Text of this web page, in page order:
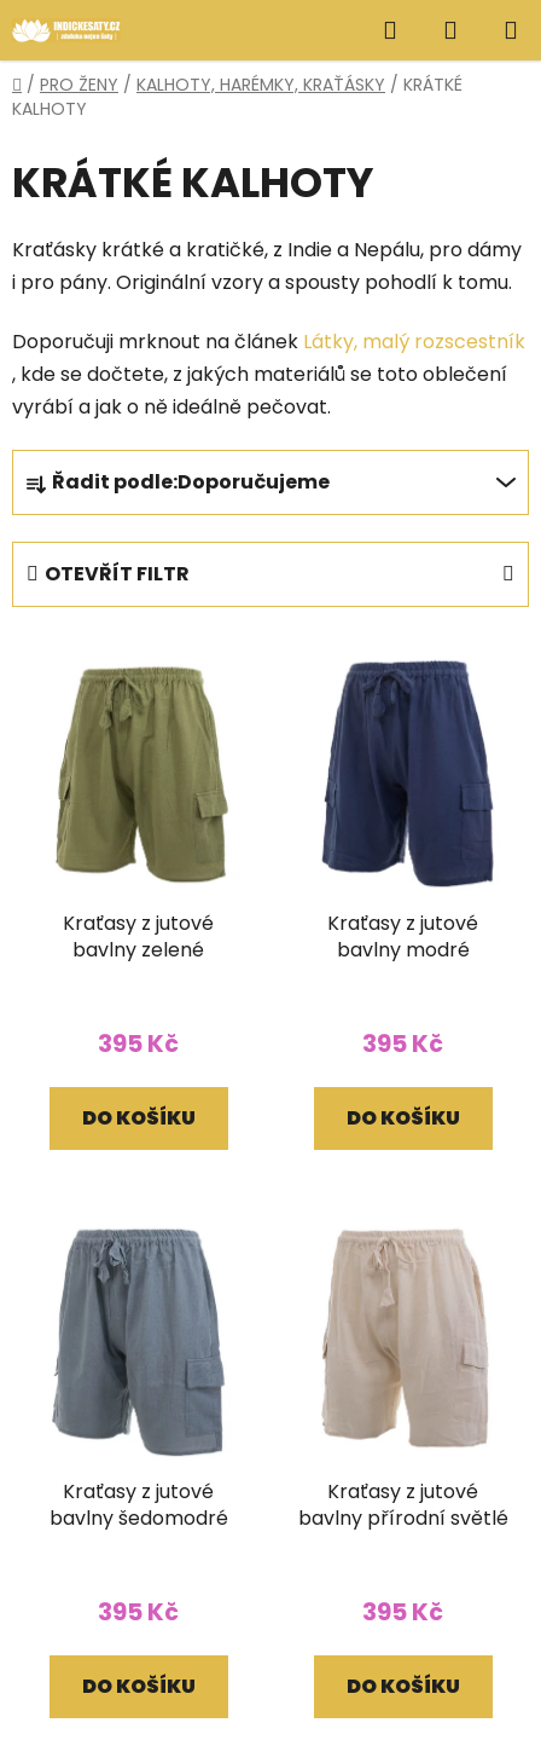
na
obsah
Hledat
KOŠÍK
Domů
/ PRO ŽENY / KALHOTY, HARÉMKY, KRAŤÁSKY / KRÁTKÉ
KALHOTY
KRÁTKÉ KALHOTY
Kraťásky krátké a kratičké, z Indie a Nepálu, pro dámy
i pro pány. Originální vzory a spousty pohodlí k tomu.
Doporučuji mrknout na článek Látky, malý rozscestník
, kde se dočtete, z jakých materiálů se toto oblečení
vyrábí a jak o ně ideálně pečovat.
Ř
a
z
e
n
í
Řadit podle:Doporučujeme
OTEVŘÍT FILTR
Kraťasy z jutové
bavlny zelené
395 Kč
DO KOŠÍKU
Kraťasy z jutové
bavlny modré
395 Kč
DO KOŠÍKU
Kraťasy z jutové
bavlny šedomodré
395 Kč
DO KOŠÍKU
Kraťasy z jutové
bavlny přírodní světlé
395 Kč
DO KOŠÍKU